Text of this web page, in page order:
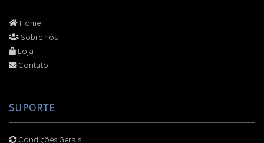
Home
Sobre nós
Loja
Contato
SUPORTE
Condições Gerais